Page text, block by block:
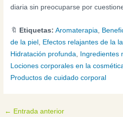
diaria sin preocuparse por
🔖 Etiquetas: Aromaterapia,
de la piel, Efectos relajantes de la
Hidratación profunda, Ingredientes
Lociones corporales en la
Productos de cuidado corporal
← Entrada anterior